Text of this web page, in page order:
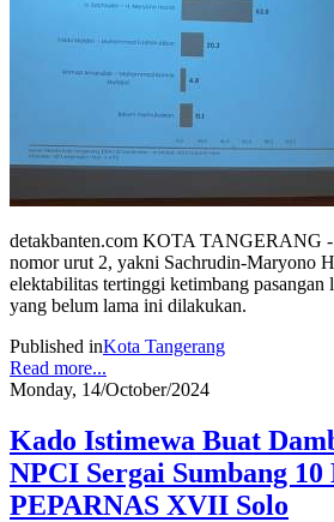
detakbanten.com KOTA TANGERANG -
nomor urut 2, yakni Sachrudin-Maryono
elektabilitas tertinggi ketimbang pasangan
yang belum lama ini dilakukan.
Published inKota Tangerang
Read more...
Monday, 14/October/2024
Kado Istimewa Buat
NPCI Sergai Sumbang
PEPARNAS XVII Solo